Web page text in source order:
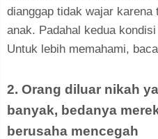
dianggap tidak wajar
anak. Padahal kedua
Untuk lebih memahami,
2. Orang diluar nikah
banyak, bedanya
berusaha mencegah